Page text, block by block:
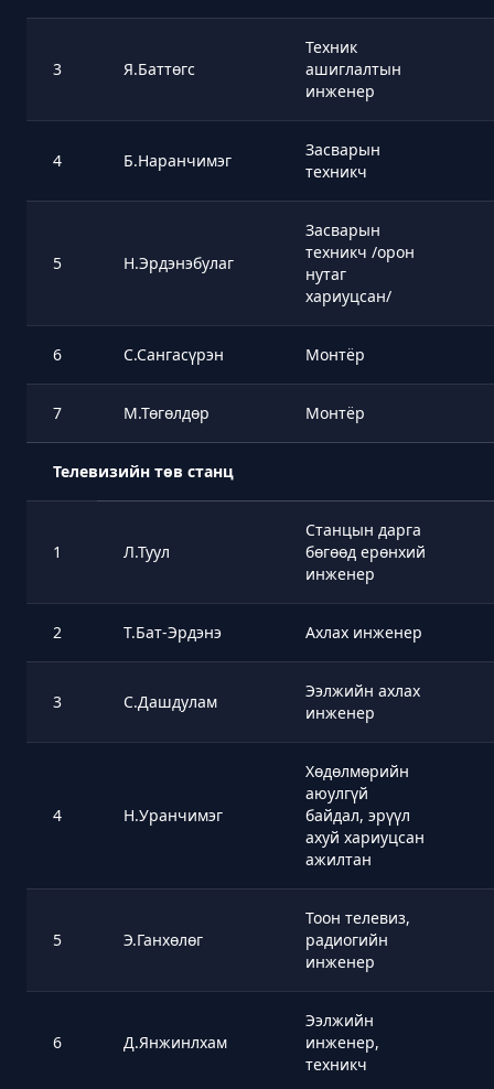
3 Я.Баттөгс
Техник
ашиглалтын
инженер
4 Б.Наранчимэг
Засварын
техникч
5 Н.Эрдэнэбулаг
Засварын
техникч /орон
нутаг
хариуцсан/
6 С.Сангасүрэн Монтёр
7 М.Төгөлдөр Монтёр
Телевизийн төв станц
1 Л.Туул
Станцын дарга
бөгөөд ерөнхий
инженер
2 Т.Бат-Эрдэнэ Ахлах инженер
3 С.Дашдулам
Ээлжийн ахлах
инженер
4 Н.Уранчимэг
Хөдөлмөрийн
аюулгүй
байдал, эрүүл
ахуй хариуцсан
ажилтан
5 Э.Ганхөлөг
Тоон телевиз,
радиогийн
инженер
6 Д.Янжинлхам
Ээлжийн
инженер,
техникч